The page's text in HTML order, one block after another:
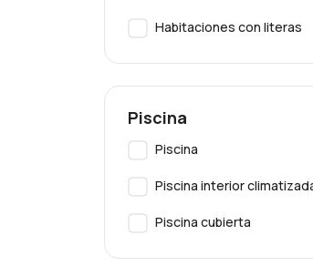
Habitaciones con literas
Piscina
Piscina
Piscina interior
Piscina cubierta